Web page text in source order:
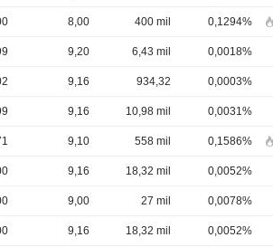
8,00 400 mil 0,1294%
9,20 6,43 mil 0,0018%
9,16 934,32 0,0003%
9,16 10,98 mil 0,0031%
9,10 558 mil 0,1586%
9,16 18,32 mil 0,0052%
9,00 27 mil 0,0078%
9,16 18,32 mil 0,0052%